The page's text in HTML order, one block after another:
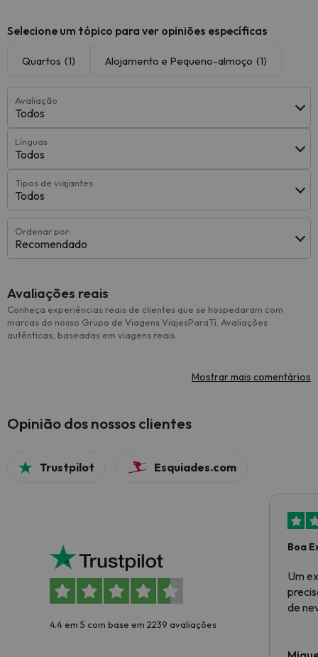
Selecione um tópico para ver opiniões específicas
Quartos (1) Alojamento e Pequeno-almoço (1)
Avaliação
Todos
Línguas
Todos
Tipos de viajantes
Todos
Ordenar por:
Recomendado
Avaliações reais
Conheça experiências reais de clientes que se hospedaram com
marcas do nosso Grupo de Viagens ViajesParaTi. Avaliações
autênticas, baseadas em viagens reais.
Mostrar mais comentários
Opinião dos nossos clientes
Trustpilot Esquiades.com
4.4 em 5 com base em 2239 avaliações
Boa
Um
de